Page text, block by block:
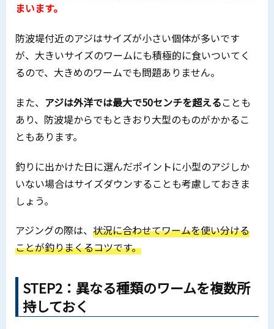
まいます。
防波堤付近のアジはサイズが小さい個体が多いです
が、大きいサイズのワームにも積極的に食いついてく
るので、大きめのワームでも問題ありません。
また、 アジは外洋では最大で50センチを超えることも
あり、防波堤からでもときおり大型のものがかかるこ
ともあります。
釣りに出かけた日に選んだポイントに小型のアジしか
いない場合はサイズダウンすることも考慮しておきま
しょう。
アジングの際は、 状況に合わせてワームを使い分ける
ことが釣りまくるコツです。
STEP2：異なる種類のワームを複数所
持しておく